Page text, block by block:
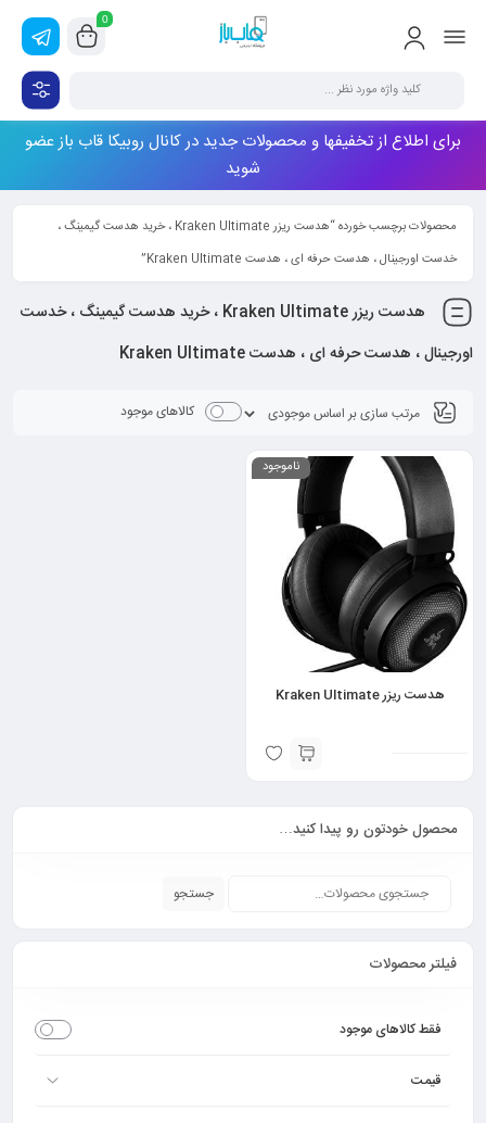
0
برای اطلاع از تخفیفها و محصولات جدید در کانال روبیکا قاب باز عضو
شوید
محصولات برچسب خورده “هدست ریزر Kraken Ultimate ، خرید هدست گیمینگ ،
خدست اورجینال ، هدست حرفه ای ، هدست Kraken Ultimate”
هدست ریزر Kraken Ultimate ، خرید هدست گیمینگ ، خدست
اورجینال ، هدست حرفه ای ، هدست Kraken Ultimate
کالاهای موجود
ناموجود
هدست ریزر Kraken Ultimate
محصول خودتون رو پیدا کنید…
جستجو
فیلتر محصولات
فقط کالاهای موجود
قیمت